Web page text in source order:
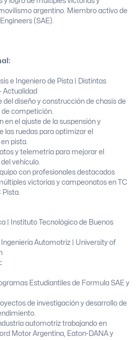
argentino. Miembro activo de
(SAE).
e Ingeniero de Pista | Distintas
Actualidad
del diseño y construcción de chasis de
competición.
en el ajuste de la suspensión y
las ruedas para optimizar el
pista.
y telemetría para mejorar el
vehículo.
con profesionales destacados
victorias y campeonatos en TC
Pista.
| Instituto Tecnológico de Buenos
Ingeniería Automotriz | University of
Estudiantiles de Formula SAE y
de investigación y desarrollo de
automotriz trabajando en
Motor Argentina, Eaton-DANA y